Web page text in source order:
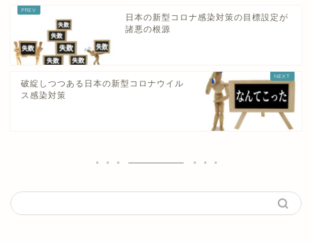
日本の新型コロナ感染対策の目標設定が
諸悪の根源
破綻しつつある日本の新型コロナウイル
ス感染対策